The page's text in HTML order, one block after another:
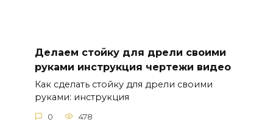
Делаем стойку для дрели своими
руками инструкция чертежи видео
Как сделать стойку для дрели своими
руками: инструкция
0 478